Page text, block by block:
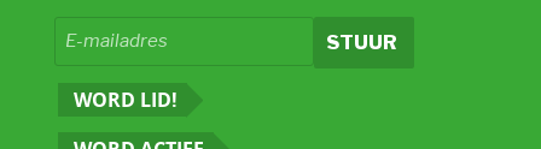
WORD LID!